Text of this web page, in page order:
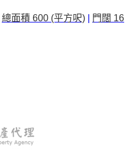
總面積 600 (平方呎)
門闊 16